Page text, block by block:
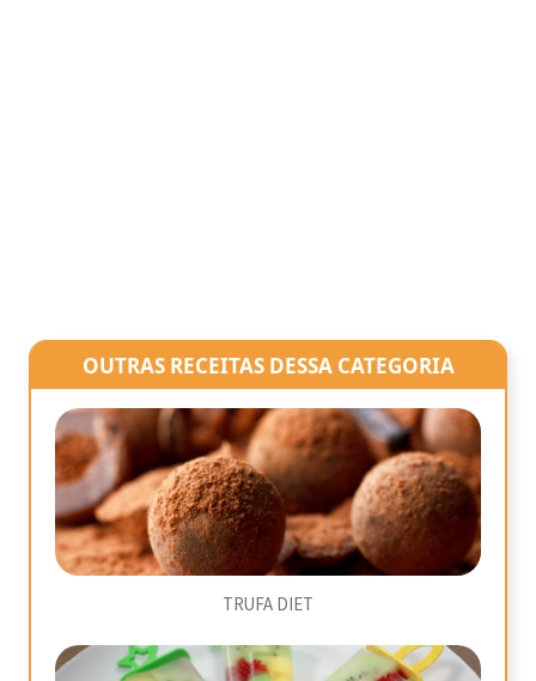
OUTRAS RECEITAS DESSA CATEGORIA
TRUFA DIET